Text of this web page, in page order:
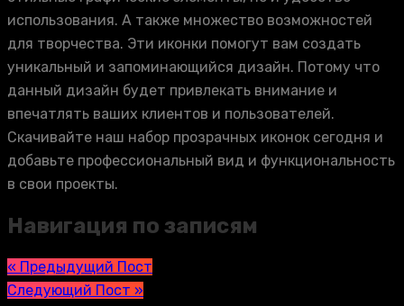
использования. А также множество возможностей
для творчества. Эти иконки помогут вам создать
уникальный и запоминающийся дизайн. Потому что
данный дизайн будет привлекать внимание и
впечатлять ваших клиентов и пользователей.
Скачивайте наш набор прозрачных иконок сегодня и
добавьте профессиональный вид и функциональность
в свои проекты.
Навигация по записям
« Предыдущий Пост
Следующий Пост »